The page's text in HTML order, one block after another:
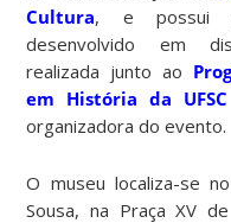
Cultura, e possui
desenvolvido em
realizada junto ao
em História da UFSC
organizadora do evento.
O museu localiza-se
Sousa, na Praça XV